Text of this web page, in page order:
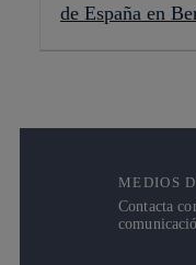
de España en
MEDIOS
Contacta